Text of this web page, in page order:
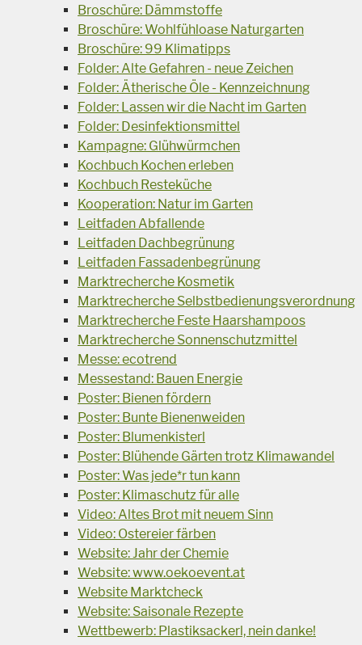
Broschüre: Dämmstoffe
Broschüre: Wohlfühloase Naturgarten
Broschüre: 99 Klimatipps
Folder: Alte Gefahren - neue Zeichen
Folder: Ätherische Öle - Kennzeichnung
Folder: Lassen wir die Nacht im Garten
Folder: Desinfektionsmittel
Kampagne: Glühwürmchen
Kochbuch Kochen erleben
Kochbuch Resteküche
Kooperation: Natur im Garten
Leitfaden Abfallende
Leitfaden Dachbegrünung
Leitfaden Fassadenbegrünung
Marktrecherche Kosmetik
Marktrecherche Selbstbedienungsverordnung
Marktrecherche Feste Haarshampoos
Marktrecherche Sonnenschutzmittel
Messe: ecotrend
Messestand: Bauen Energie
Poster: Bienen fördern
Poster: Bunte Bienenweiden
Poster: Blumenkisterl
Poster: Blühende Gärten trotz Klimawandel
Poster: Was jede*r tun kann
Poster: Klimaschutz für alle
Video: Altes Brot mit neuem Sinn
Video: Ostereier färben
Website: Jahr der Chemie
Website: www.oekoevent.at
Website Marktcheck
Website: Saisonale Rezepte
Wettbewerb: Plastiksackerl, nein danke!